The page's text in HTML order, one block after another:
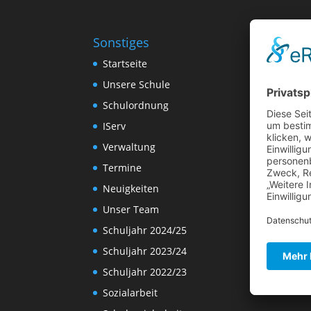
Sonstiges
Startseite
Unsere Schule
Schulordnung
IServ
Verwaltung
Termine
Neuigkeiten
Unser Team
Schuljahr 2024/25
Schuljahr 2023/24
Schuljahr 2022/23
Sozialarbeit